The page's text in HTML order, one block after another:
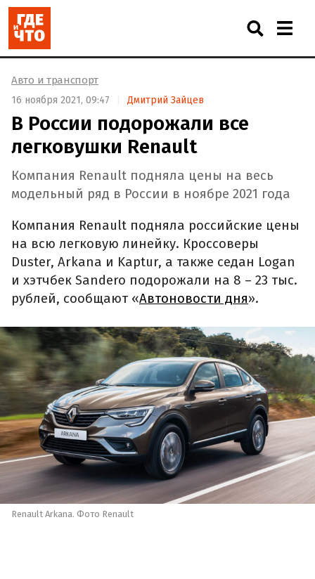
Авто и транспорт
16 ноября 2021, 09:47 Дмитрий Зайцев
В России подорожали все
легковушки Renault
Компания Renault подняла цены на весь
модельный ряд в России в ноябре 2021 года
Компания Renault подняла российские цены
на всю легковую линейку. Кроссоверы
Duster, Arkana и Kaptur, а также седан Logan
и хэтчбек Sandero подорожали на 8 – 23 тыс.
рублей, сообщают «Автоновости дня».
Renault Arkana. Фото Renault